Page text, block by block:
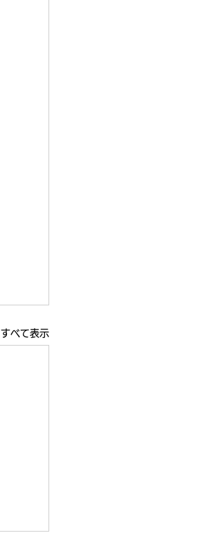
すべて表示